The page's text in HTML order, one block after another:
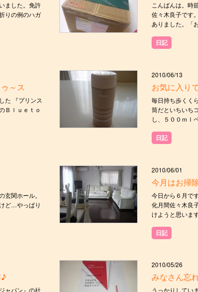
ました。免許
りの例のハガ
こんばんは。時
佐々木良子です
ありました。「
日記
～ス
た 『プリンス
Ｂｌｕｅｔｏ
2010/06/13
お気に入り
毎日持ち歩くく
筒だといちいち
し、５００ｍｌ
日記
関ホール。
ど…やっぱり
2010/06/01
今月はお掃
今日から６月で
化月間佐々木良
けようと思いま
日記
ャパン』の社
2010/05/26
みなさん忘
うっかりしてい